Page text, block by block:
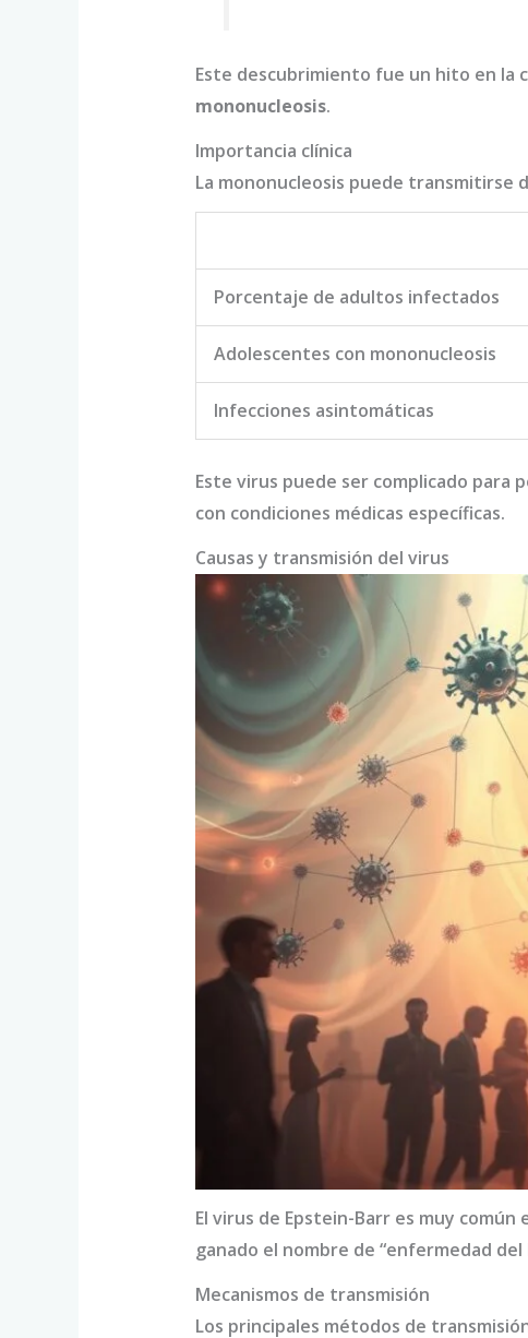
Este descubrimiento fue un hito en la
mononucleosis.
Importancia clínica
La mononucleosis puede transmitirse
Porcentaje de adultos infectados
Adolescentes con mononucleosis
Infecciones asintomáticas
Este virus puede ser complicado para
con condiciones médicas específicas.
Causas y transmisión del virus
El virus de Epstein-Barr es muy
ganado el nombre de “enfermedad del
Mecanismos de transmisión
Los principales métodos de